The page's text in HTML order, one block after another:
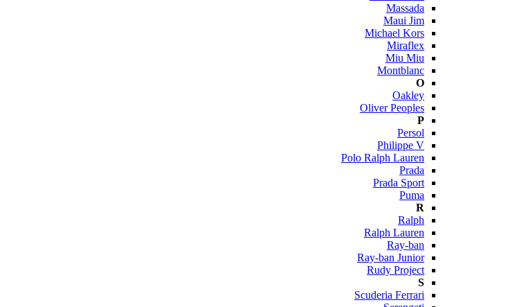
Massada
Maui Jim
Michael Kors
Miraflex
Miu Miu
Montblanc
O
Oakley
Oliver Peoples
P
Persol
Philippe V
Polo Ralph Lauren
Prada
Prada Sport
Puma
R
Ralph
Ralph Lauren
Ray-ban
Ray-ban Junior
Rudy Project
S
Scuderia Ferrari